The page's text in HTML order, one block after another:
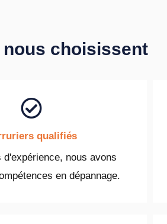
choisissent
qualifiés
d'expérience, nous avons
en dépannage.